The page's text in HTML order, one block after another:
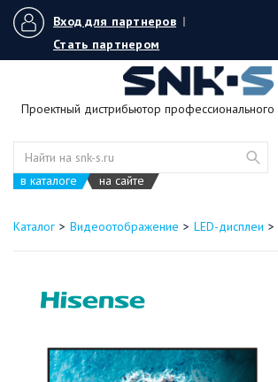
Вход для партнеров |
Стать партнером
Проектный дистрибьютор
в каталоге на сайте
Каталог Видеоотображение LED-дисплеи